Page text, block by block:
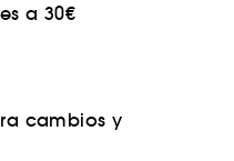
a 30€
cambios y